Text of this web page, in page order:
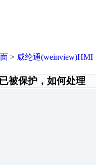
> 威纶通(weinview)HMI
被保护，如何处理